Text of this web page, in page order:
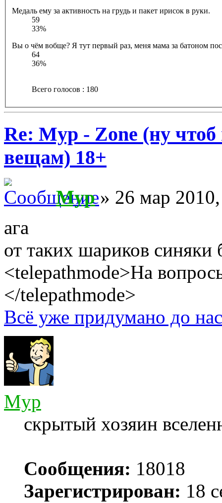
Медаль ему за активность на грудь и пакет ирисок в руки.
59
33%
Вы о чём вобще? Я тут первый раз, меня мама за батоном
64
36%
Всего голосов : 180
Re: Myp - Zone (ну
вещам) 18+
Myp» 26 мар
ага
от таких шариков синяки
<telepathmode>На
</telepathmode>
Всё уже придумано до
Myp
скрытый хозяин
Сообщения: 18018
Зарегистрирован: 18